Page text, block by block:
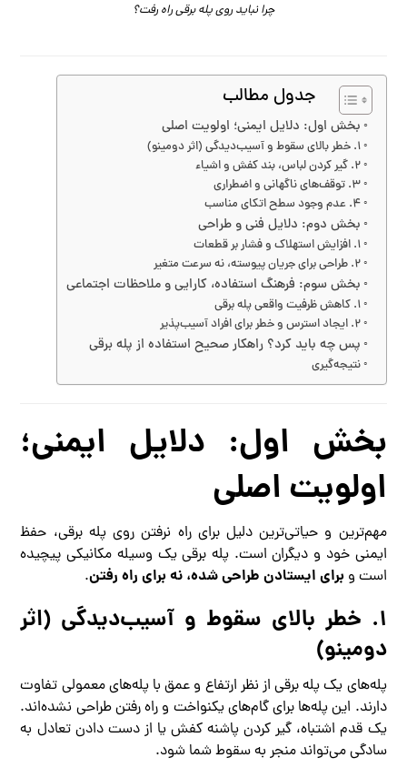
چرا نباید روی پله برقی راه رفت؟
جدول مطالب
بخش اول: دلایل ایمنی؛ اولویت اصلی
۱. خطر بالای سقوط و آسیب‌دیدگی (اثر دومینو)
۲. گیر کردن لباس، بند کفش و اشیاء
۳. توقف‌های ناگهانی و اضطراری
۴. عدم وجود سطح اتکای مناسب
بخش دوم: دلایل فنی و طراحی
۱. افزایش استهلاک و فشار بر قطعات
۲. طراحی برای جریان پیوسته، نه سرعت متغیر
بخش سوم: فرهنگ استفاده، کارایی و ملاحظات اجتماعی
۱. کاهش ظرفیت واقعی پله برقی
۲. ایجاد استرس و خطر برای افراد آسیب‌پذیر
پس چه باید کرد؟ راهکار صحیح استفاده از پله برقی
نتیجه‌گیری
بخش اول: دلایل ایمنی؛
اولویت اصلی
مهم‌ترین و حیاتی‌ترین دلیل برای راه نرفتن روی پله برقی، حفظ
ایمنی خود و دیگران است. پله برقی یک وسیله مکانیکی پیچیده
است وبرای ایستادن طراحی شده، نه برای راه رفتن.
۱. خطر بالای سقوط و آسیب‌دیدگی (اثر
دومینو)
پله‌های یک پله برقی از نظر ارتفاع و عمق با پله‌های معمولی تفاوت
دارند. این پله‌ها برای گام‌های یکنواخت و راه رفتن طراحی نشده‌اند.
یک قدم اشتباه، گیر کردن پاشنه کفش یا از دست دادن تعادل به
سادگی می‌تواند منجر به سقوط شما شود.